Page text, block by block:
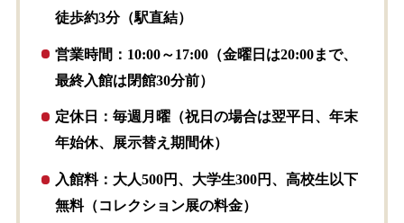
徒歩約3分（駅直結）
営業時間：10:00～17:00（金曜日は20:00まで、
最終入館は閉館30分前）
定休日：毎週月曜（祝日の場合は翌平日、年末
年始休、展示替え期間休）
入館料：大人500円、大学生300円、高校生以下
無料（コレクション展の料金）